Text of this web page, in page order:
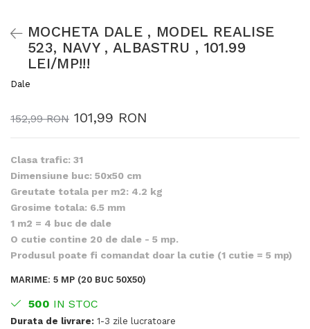
MOCHETA DALE , MODEL REALISE
523, NAVY , ALBASTRU , 101.99
LEI/MP!!!
Dale
152,99 RON 101,99 RON
Clasa trafic: 31
Dimensiune buc: 50x50 cm
Greutate totala per m2: 4.2 kg
Grosime totala: 6.5 mm
1 m2 = 4 buc de dale
O cutie contine 20 de dale - 5 mp.
Produsul poate fi comandat doar la cutie (1 cutie = 5 mp)
MARIME: 5 MP (20 BUC 50X50)
500 IN STOC
Durata de livrare: 1-3 zile lucratoare